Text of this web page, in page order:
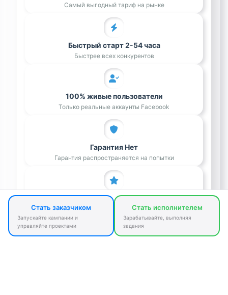
Самый выгодный тариф на рынке
Быстрый старт 2-54 часа
Быстрее всех конкурентов
100% живые пользователи
Только реальные аккаунты Facebook
Гарантия Нет
Гарантия распространяется на попытки
Специализация в Facebook
Лучшие исполнители в этой нише
Стать заказчиком
Запускайте кампании и
управляйте проектами
Стать исполнителем
Зарабатывайте, выполняя
задания